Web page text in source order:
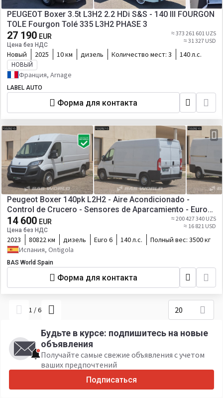
PEUGEOT Boxer 3.5t L3H2 2.2 HDi S&S - 140 III FOURGON
TOLE Fourgon Tolé 335 L3H2 PHASE 3
27 190 EUR
Цена без НДС
≈ 373 261 601 UZS
≈ 31 327 USD
Новый 2025 10 км дизель Количество мест: 3 140 л.с.
НОВЫЙ
Франция, Arnage
LABEL AUTO
Форма для контакта
Peugeot Boxer 140pk L2H2 - Aire Acondicionado -
Control de Crucero - Sensores de Aparcamiento - Euro6
- L2 A/C Cruise control
14 600 EUR
Цена без НДС
≈ 200 427 340 UZS
≈ 16 821 USD
2023 80822 км дизель Euro 6 140 л.с. Полный вес: 3500 кг
Испания, Ontigola
BAS World Spain
Форма для контакта
1 /6 20
Будьте в курсе: подпишитесь на новые
объявления
Получайте самые свежие объявления с учетом
ваших предпочтений
Подписаться